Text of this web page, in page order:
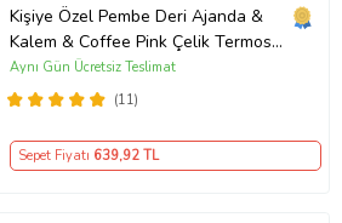
dayanıklı İthal Kumaş -Ölçüler:
Taban Genişliği(CM):4,5 -
aparatı -1.Sınıf İşçilik İle İthal Kumaştan
Kaliteli Estetik Kalemlik
Kişiye Özel Pembe Deri Ajanda &
Kalem & Coffee Pink Çelik Termos
Premium Hediye Seti
(11)
Aynı Gün Ücretsiz Teslimat
Sepet Fiyatı 639,92 TL